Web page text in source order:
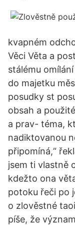
kvapném
Věci Věta a
stálému
do majetku
posudky st
obsah a
a prav- téma,
nadiktovanou
připomíná,“
jsem ti vlastně
kdežto ona
potoku řeči po
o zlověstné
píše, že